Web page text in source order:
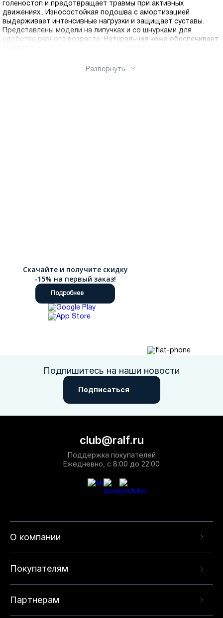
голеностоп и предотвращает травмы при активных
движениях.. Износостойкая подошва с амортизацией
выдерживает интенсивные нагрузки и защищает суставы.
Представлены модели на липучках и со шнурками для
удобства разного возраста. Натуральная кожа обеспечивает
Развернуть
Скачайте и получите скидку
-15% на первый заказ!
Подробнее
Подпишитесь на наши новости
Подписаться
О компании
Покупателям
Партнерам
club@ralf.ru
Поддержка покупателей
Ежедневно, с 8:00 до 22:00